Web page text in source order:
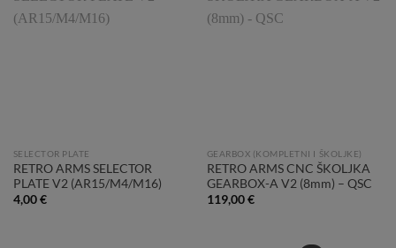
SELECTOR PLATE
RETRO ARMS SELECTOR
PLATE V2 (AR15/M4/M16)
4,00€
GEARBOX (KOMPLETNI I ŠKOLJKE)
RETRO ARMS CNC ŠKOLJKA
GEARBOX-A V2 (8mm) – QSC
119,00€